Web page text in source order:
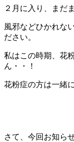
２月に入り、まだ
風邪などひかれな
ださい。
私はこの時期、花
ん・・！
花粉症の方は一緒
さて、今回お知ら